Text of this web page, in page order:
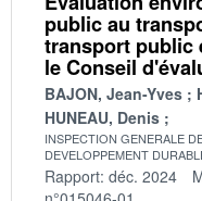
public au
transport public
le Conseil
BAJON, Jean-Yves
HUNEAU, Denis
INSPECTION GENERALE
DEVELOPPEMENT
Rapport: déc. 2024